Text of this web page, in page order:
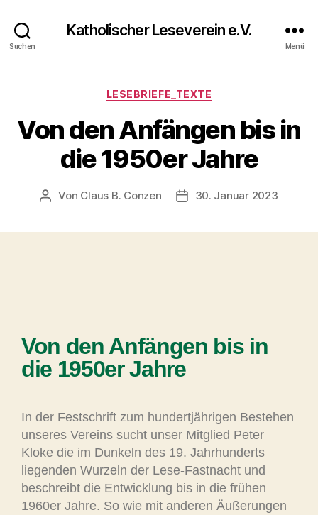
Suchen
Katholischer Leseverein e.V.
Menü
LESEBRIEFE_TEXTE
Von den Anfängen bis in
die 1950er Jahre
Von Claus B. Conzen 30. Januar 2023
Von den Anfängen bis in
die 1950er Jahre
In der Festschrift zum hundertjährigen Bestehen
unseres Vereins sucht unser Mitglied Peter
Kloke die im Dunkeln des 19. Jahrhunderts
liegenden Wurzeln der Lese-Fastnacht und
beschreibt die Entwicklung bis in die frühen
1960er Jahre. So wie mit anderen Äußerungen